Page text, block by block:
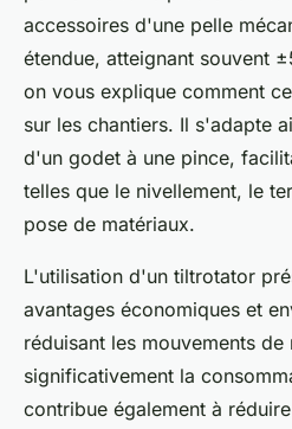
accessoires d'une pelle
étendue, atteignant souvent
on vous explique comment
sur les chantiers. Il s'adapte
d'un godet à une pince,
telles que le nivellement, le
pose de matériaux.
L'utilisation d'un tiltrotator
avantages économiques et
réduisant les mouvements
significativement la
contribue également à